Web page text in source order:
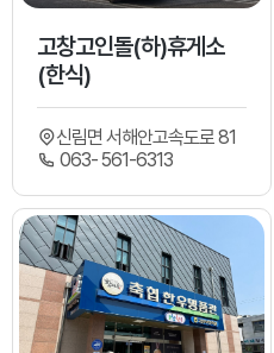
고창고인돌(하)휴게소
(한식)
신림면 서해안고속도로 81
063- 561-6313